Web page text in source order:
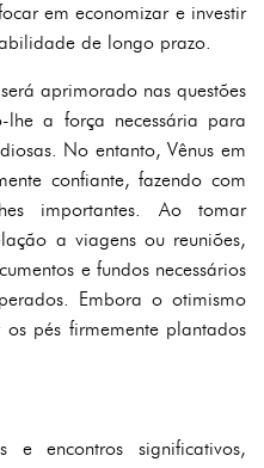
em economizar e investir
de longo prazo.
aprimorado nas questões
a força necessária para
No entanto, Vênus em
confiante, fazendo com
importantes. Ao tomar
a viagens ou reuniões,
e fundos necessários
Embora o otimismo
pés firmemente plantados
encontros significativos,